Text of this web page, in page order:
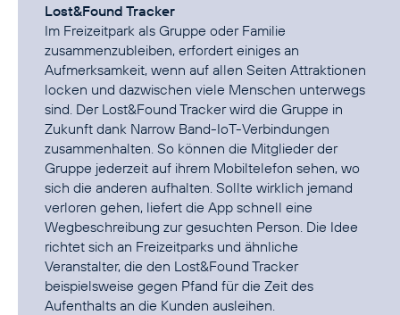
Lost&Found Tracker
Im Freizeitpark als Gruppe oder Familie
zusammenzubleiben, erfordert einiges an
Aufmerksamkeit, wenn auf allen Seiten Attraktionen
locken und dazwischen viele Menschen unterwegs
sind. Der Lost&Found Tracker wird die Gruppe in
Zukunft dank Narrow Band-IoT-Verbindungen
zusammenhalten. So können die Mitglieder der
Gruppe jederzeit auf ihrem Mobiltelefon sehen, wo
sich die anderen aufhalten. Sollte wirklich jemand
verloren gehen, liefert die App schnell eine
Wegbeschreibung zur gesuchten Person. Die Idee
richtet sich an Freizeitparks und ähnliche
Veranstalter, die den Lost&Found Tracker
beispielsweise gegen Pfand für die Zeit des
Aufenthalts an die Kunden ausleihen.